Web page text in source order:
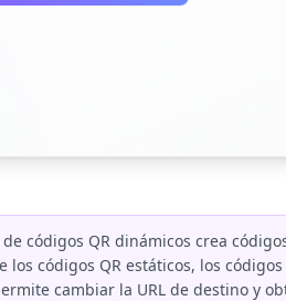
códigos QR dinámicos crea
los códigos QR estáticos, los
cambiar la URL de destino y